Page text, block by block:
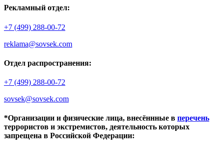
Рекламный отдел:
+7 (499) 288-00-72
reklama@sovsek.com
Отдел распространения:
+7 (499) 288-00-72
sovsek@sovsek.com
*Организации и физические лица, внесённные в перечень
террористов и экстремистов, деятельность которых
запрещена в Российской Федерации: